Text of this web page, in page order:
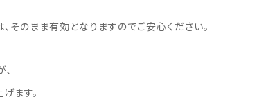
そのまま有効となりますのでご安心ください。
ます。